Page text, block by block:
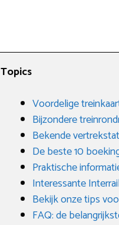
Topics
Voordelige
Bijzondere
Bekende
De beste 10
Praktische
Interessante
Bekijk onze tips
FAQ: de